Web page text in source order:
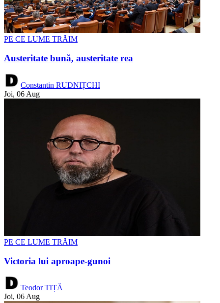
PE CE LUME TRĂIM
Austeritate bună, austeritate rea
Constantin RUDNIȚCHI
Joi, 06 Aug
PE CE LUME TRĂIM
Victoria lui aproape-gunoi
Teodor TIȚĂ
Joi, 06 Aug